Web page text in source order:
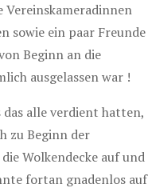
Vereinskameradinnen
sowie ein paar Freunde
Beginn an die
ausgelassen war !
das alle verdient hatten,
zu Beginn der
Wolkendecke auf und
fortan gnadenlos auf